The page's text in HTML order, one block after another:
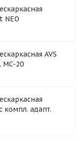
NEO
AVS
20
компл. адапт.